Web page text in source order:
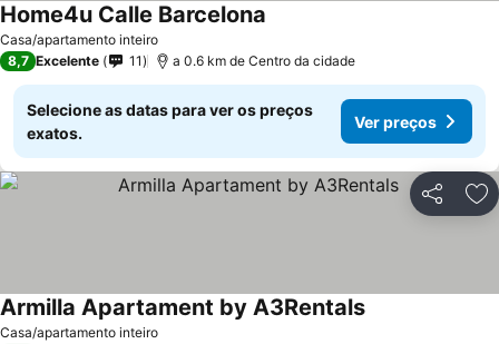
Casa/apartamento inteiro
Home4u Calle Barcelona
8,7 Excelente 11 a 0.6 km de Centro da cidade
Selecione as datas para ver os preços
exatos.
Ver preços
Partilhar
Casa/apartamento inteiro
Armilla Apartament by A3Rentals